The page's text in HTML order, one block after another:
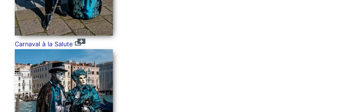
Carnaval à la Salute